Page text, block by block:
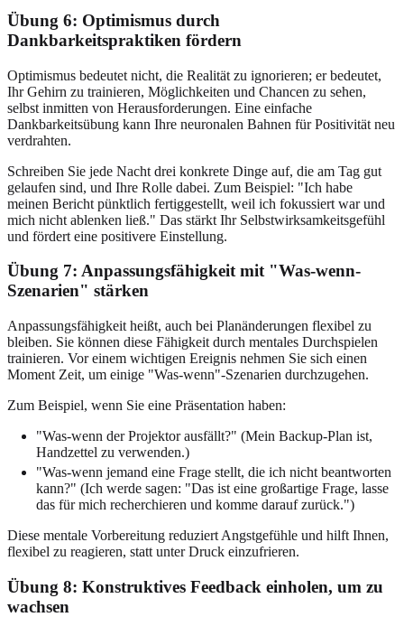
Übung 6: Optimismus durch
Dankbarkeitspraktiken fördern
Optimismus bedeutet nicht, die Realität zu ignorieren; er bedeutet,
Ihr Gehirn zu trainieren, Möglichkeiten und Chancen zu sehen,
selbst inmitten von Herausforderungen. Eine einfache
Dankbarkeitsübung kann Ihre neuronalen Bahnen für Positivität neu
verdrahten.
Schreiben Sie jede Nacht drei konkrete Dinge auf, die am Tag gut
gelaufen sind, und Ihre Rolle dabei. Zum Beispiel: "Ich habe
meinen Bericht pünktlich fertiggestellt, weil ich fokussiert war und
mich nicht ablenken ließ." Das stärkt Ihr Selbstwirksamkeitsgefühl
und fördert eine positivere Einstellung.
Übung 7: Anpassungsfähigkeit mit "Was-wenn-
Szenarien" stärken
Anpassungsfähigkeit heißt, auch bei Planänderungen flexibel zu
bleiben. Sie können diese Fähigkeit durch mentales Durchspielen
trainieren. Vor einem wichtigen Ereignis nehmen Sie sich einen
Moment Zeit, um einige "Was-wenn"-Szenarien durchzugehen.
Zum Beispiel, wenn Sie eine Präsentation haben:
"Was-wenn der Projektor ausfällt?" (Mein Backup-Plan ist,
Handzettel zu verwenden.)
"Was-wenn jemand eine Frage stellt, die ich nicht beantworten
kann?" (Ich werde sagen: "Das ist eine großartige Frage, lasse
das für mich recherchieren und komme darauf zurück.")
Diese mentale Vorbereitung reduziert Angstgefühle und hilft Ihnen,
flexibel zu reagieren, statt unter Druck einzufrieren.
Übung 8: Konstruktives Feedback einholen, um zu
wachsen